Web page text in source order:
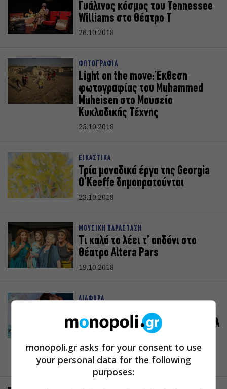
Γυάλινος κόσμος του Tennessee
Williams στο Θέατρο Τ
26.10.2018
ΦΩΤΟΓΡΑΦΙΑ
Light on the move: Έκθεση
φωτογραφίας του Muhammed
Muheisen στο Μουσείο
Κυκλαδικής Τέχνης
25.10.2018
ΕΙΚΑΣΤΙΚΑ
Τρία μοναδικά έργα της Georgia
O’Keeffe δημοπρατούνται
23.10.2018
ΜΟΥΣΙΚΗ ΠΑΡΑΣΤΑΣΗ
Τι καλά το λέει τ’ αηδόνι στο
Θέατρο Altera Pars
19.10.2018
ΔΙΑΦΟΡΑ
Radiotrip: Μια παράσταση-
εκπομπή των Χρήστου Παπαμιχαήλ
και Θοδωρή Μαυρογιώργη στο
Σταυρό του Νότου
19.10.2018
monopoli.gr asks for your consent to use
your personal data for the following
purposes: